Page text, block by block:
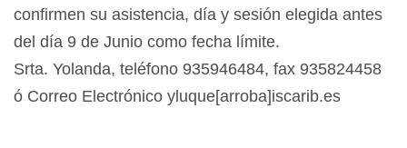
confirmen su asistencia, día y sesión elegida antes
del día 9 de Junio como fecha límite.
Srta. Yolanda, teléfono 935946484, fax 935824458
ó Correo Electrónico yluque[arroba]iscarib.es